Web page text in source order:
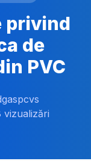
privind
de
PVC
vizualizări